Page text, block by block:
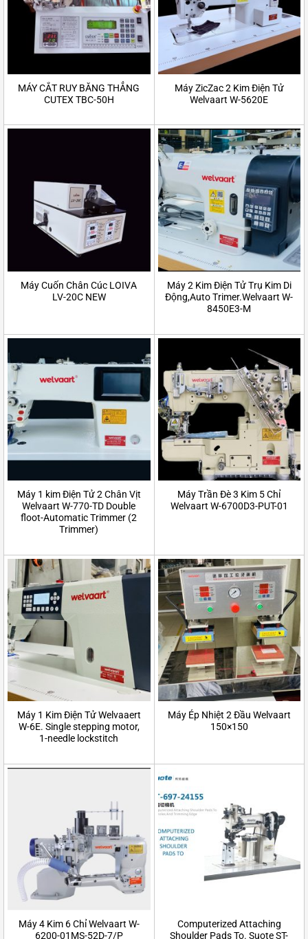
MÁY CẮT RUY BĂNG THẲNG
CUTEX TBC-50H
Máy ZicZac 2 Kim Điện Tử
Welvaart W-5620E
Máy Cuốn Chân Cúc LOIVA
LV-20C NEW
Máy 2 Kim Điện Tử Trụ Kim Di
Động,Auto Trimer.Welvaart W-
8450E3-M
Máy 1 kim Điện Tử 2 Chân Vịt
Welvaart W-770-TD Double
floot-Automatic Trimmer (2
Trimmer)
Máy Trần Đè 3 Kim 5 Chỉ
Welvaart W-6700D3-PUT-01
Máy 1 Kim Điện Tử Welvaaert
W-6E. Single stepping motor,
1-needle lockstitch
Máy Ép Nhiệt 2 Đầu Welvaart
150×150
Máy 4 Kim 6 Chỉ Welvaart W-
6200-01MS-52D-7/P
Computerized Attaching
Shoulder Pads To. Suote ST-